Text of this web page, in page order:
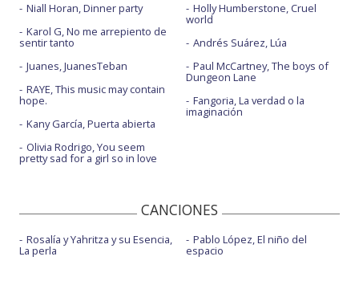
Niall Horan, Dinner party
Karol G, No me arrepiento de
sentir tanto
Juanes, JuanesTeban
RAYE, This music may contain
hope.
Kany García, Puerta abierta
Olivia Rodrigo, You seem
pretty sad for a girl so in love
Holly Humberstone, Cruel
world
Andrés Suárez, Lúa
Paul McCartney, The boys of
Dungeon Lane
Fangoria, La verdad o la
imaginación
CANCIONES
Rosalía y Yahritza y su Esencia,
La perla
Pablo López, El niño del
espacio